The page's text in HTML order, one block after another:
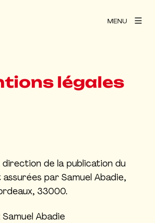
MENU
légales
direction de la publication du
par Samuel Abadie,
33000.
Abadie